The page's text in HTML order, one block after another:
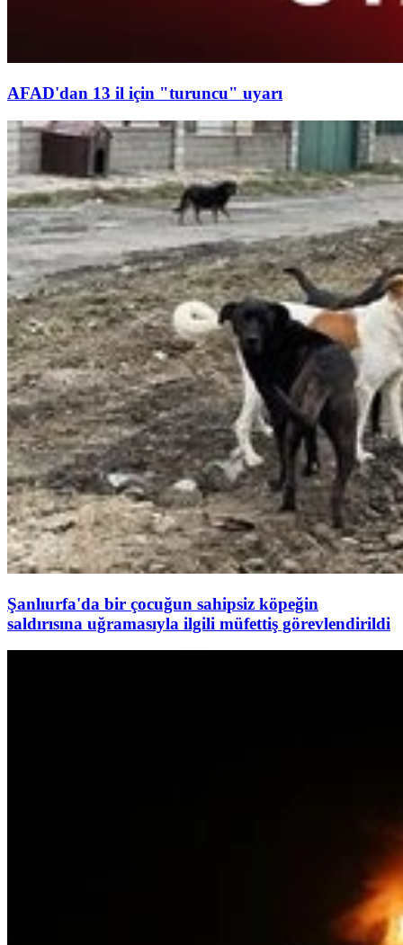
AFAD'dan 13 il için "turuncu" uyarı
Şanlıurfa'da bir çocuğun sahipsiz köpeğin
saldırısına uğramasıyla ilgili müfettiş görevlendirildi